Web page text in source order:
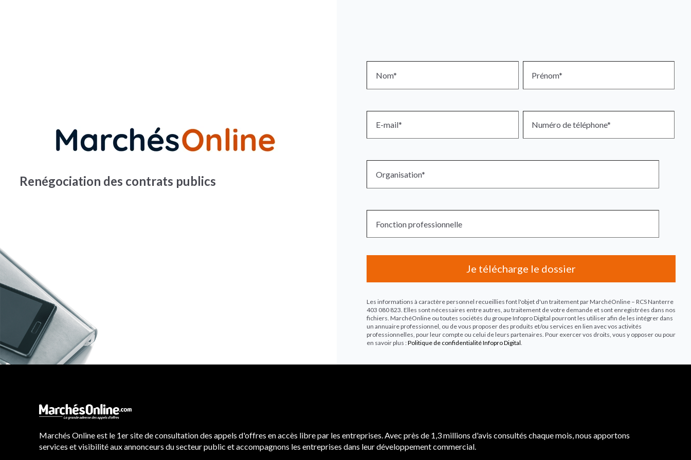
Renégociation des contrats publics
Les informations à caractère personnel recueillies font l'objet d'un traitement par MarchéOnline – RCS Nanterre
403 080 823. Elles sont nécessaires entre autres, au traitement de votre demande et sont enregistrées dans nos
fichiers. MarchéOnline ou toutes sociétés du groupe Infopro Digital pourront les utiliser afin de les intégrer dans
un annuaire professionnel, ou de vous proposer des produits et/ou services en lien avec vos activités
professionnelles, pour leur compte ou celui de leurs partenaires. Pour exercer vos droits, vous y opposer ou pour
en savoir plus :Politique de confidentialité Infopro Digital
Marchés Online est le 1er site de consultation des appels d'offres en accès libre par les entreprises. Avec près de 1,3 millions d'avis consultés chaque mois, nous apportons
services et visibilité aux annonceurs du secteur public et accompagnons les entreprises dans leur développement commercial.